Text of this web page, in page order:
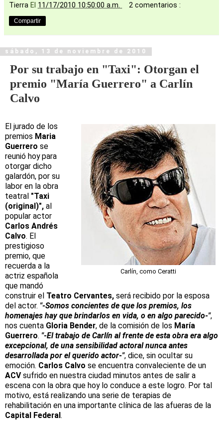
Tierra El 11/17/2010 10:50:00 a.m. 2 comentarios :
Compartir
sábado, 13 de noviembre de 2010
Por su trabajo en "Taxi": Otorgan el
premio "María Guerrero" a Carlín
Calvo
Carlín, como Ceratti
El jurado de los
premios Maria
Guerrero se
reunió hoy para
otorgar dicho
galardón, por su
labor en la obra
teatral "Taxi
(original)", al
popular actor
Carlos Andrés
Calvo. El
prestigioso
premio, que
recuerda a la
actriz española
que mandó
construir el Teatro Cervantes, será recibido por la esposa
del actor. "-Somos concientes de que los premios, los
homenajes hay que brindarlos en vida, o en algo parecido-",
nos cuenta Gloria Bender, de la comisión de los María
Guerrero. "-El trabajo de Carlín al frente de esta obra era algo
excepcional, de una sensibilidad actoral nunca antes
desarrollada por el querido actor-", dice, sin ocultar su
emoción. Carlos Calvo se encuentra convaleciente de un
ACVsufrido en nuestra ciudad minutos antes de salir a
escena con la obra que hoy lo conduce a este logro. Por tal
motivo, está realizando una serie de terapias de
rehabilitación en una importante clínica de las afueras de la
Capital Federal .